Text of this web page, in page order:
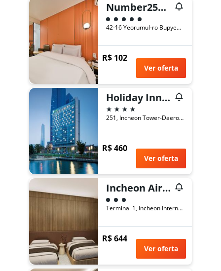
Number25hotel Dongam Station
Classificação: 5
42-16 Yeorumul-ro Bupyeong-gu, Incheon, Coreia do Sul
R$ 102
Ver oferta
Holiday Inn Incheon Songdo By IHG
4 estrelas
251, Incheon Tower-Daero, Yeonsu-gu, Incheon, Coreia do Sul
R$ 460
Ver oferta
Incheon Airport Transit Hotel Terminal 1
Classificação: 3
Terminal 1, Incheon International Airpor, Incheon, Coreia do Sul
R$ 644
Ver oferta